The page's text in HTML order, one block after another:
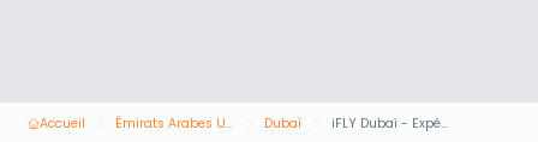
Accueil Émirats Arabes Unis Dubaï iFLY Dubaï - Expérience de parachutisme en intérieur